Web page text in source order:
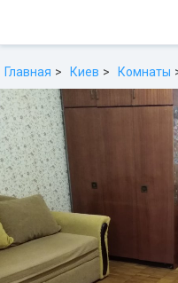
Главная Киев Комнаты